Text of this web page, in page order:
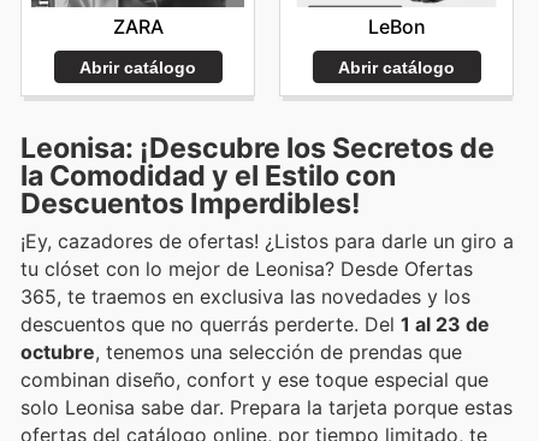
ZARA
Abrir catálogo
LeBon
Abrir catálogo
Leonisa: ¡Descubre los Secretos de
la Comodidad y el Estilo con
Descuentos Imperdibles!
¡Ey, cazadores de ofertas! ¿Listos para darle un giro a
tu clóset con lo mejor de Leonisa? Desde Ofertas
365, te traemos en exclusiva las novedades y los
descuentos que no querrás perderte. Del 1 al 23 de
octubre, tenemos una selección de prendas que
combinan diseño, confort y ese toque especial que
solo Leonisa sabe dar. Prepara la tarjeta porque estas
ofertas del catálogo online, por tiempo limitado, te